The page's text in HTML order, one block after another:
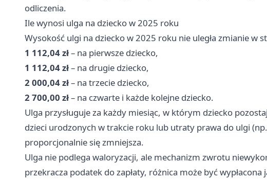
odliczenia.
Ile wynosi ulga na dziecko w 2025 roku
Wysokość ulgi na dziecko w 2025 roku nie uległa zmianie w
1 112,04 zł– na pierwsze dziecko,
1 112,04 zł– na drugie dziecko,
2 000,04 zł– na trzecie dziecko,
2 700,00 zł– na czwarte i każde kolejne dziecko.
Ulga przysługuje za każdy miesiąc, w którym dziecko
dzieci urodzonych w trakcie roku lub utraty prawa do ulgi
proporcjonalnie się zmniejsza.
Ulga nie podlega waloryzacji, ale mechanizm zwrotu
przekracza podatek do zapłaty, różnica może być wypłacona